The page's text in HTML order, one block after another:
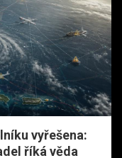
vyřešena:
říká věda